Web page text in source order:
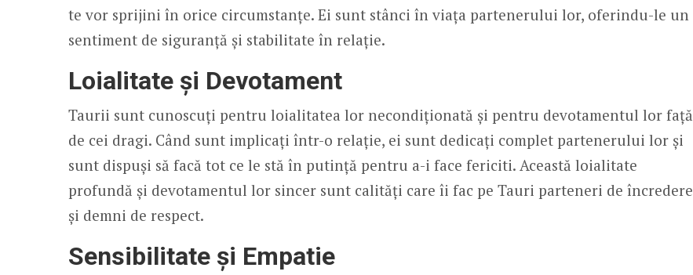
te vor sprijini în orice circumstanțe. Ei sunt stânci în viața partenerului lor, oferindu-le un
sentiment de siguranță și stabilitate în relație.
Loialitate și Devotament
Taurii sunt cunoscuți pentru loialitatea lor necondiționată și pentru devotamentul lor față
de cei dragi. Când sunt implicați într-o relație, ei sunt dedicați complet partenerului lor și
sunt dispuși să facă tot ce le stă în putință pentru a-i face fericiti. Această loialitate
profundă și devotamentul lor sincer sunt calități care îi fac pe Tauri parteneri de încredere
și demni de respect.
Sensibilitate și Empatie